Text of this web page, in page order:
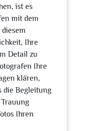
ist es
mit dem
Ihre
Detail zu
Ihre
klären,
die Begleitung
Ihren